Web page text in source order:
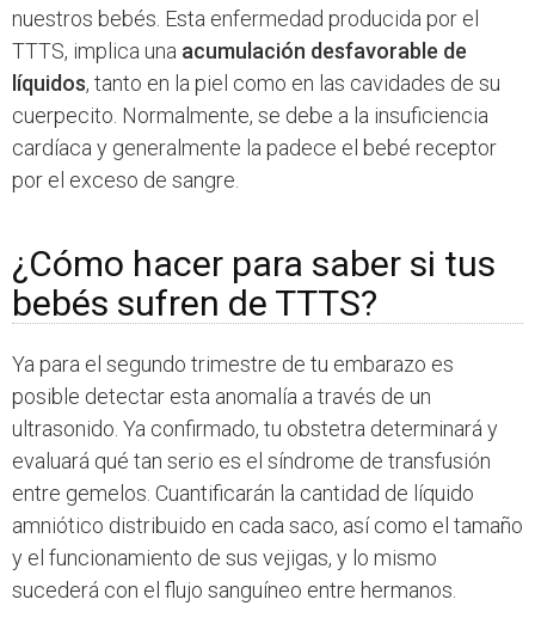
nuestros bebés. Esta enfermedad producida por el
TTTS, implica una acumulación desfavorable de
líquidos, tanto en la piel como en las cavidades de su
cuerpecito. Normalmente, se debe a la insuficiencia
cardíaca y generalmente la padece el bebé receptor
por el exceso de sangre.
¿Cómo hacer para saber si tus
bebés sufren de TTTS?
Ya para el segundo trimestre de tu embarazo es
posible detectar esta anomalía a través de un
ultrasonido. Ya confirmado, tu obstetra determinará y
evaluará qué tan serio es el síndrome de transfusión
entre gemelos. Cuantificarán la cantidad de líquido
amniótico distribuido en cada saco, así como el tamaño
y el funcionamiento de sus vejigas, y lo mismo
sucederá con el flujo sanguíneo entre hermanos.